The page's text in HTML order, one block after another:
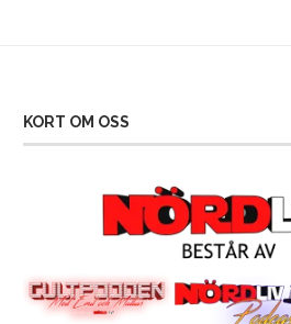
KORT OM OSS